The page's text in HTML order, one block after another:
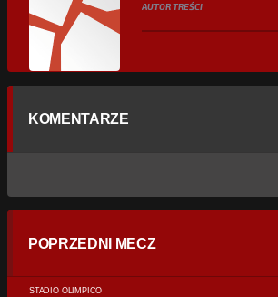
AUTOR TREŚCI
KOMENTARZE
POPRZEDNI MECZ
STADIO OLIMPICO